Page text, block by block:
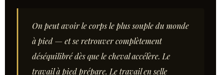
On peut avoir le corps le plus souple du monde
à pied — et se retrouver complètement
déséquilibré dès que le cheval accélère. Le
travail à pied prépare. Le travail en selle